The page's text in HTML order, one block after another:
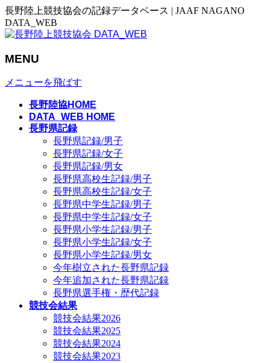
長野陸上競技協会の記録データベース | JAAF NAGANO
DATA_WEB
MENU
メニューを飛ばす
長野陸協HOME
DATA_WEB HOME
長野県記録
長野県記録/男子
長野県記録/女子
長野県記録/男女
長野県高校生記録/男子
長野県高校生記録/女子
長野県中学生記録/男子
長野県中学生記録/女子
長野県小学生記録/男子
長野県小学生記録/女子
長野県小学生記録/男女
今年樹立された長野県記録
今年追加された長野県記録
長野県選手権・歴代記録
競技会結果
競技会結果2026
競技会結果2025
競技会結果2024
競技会結果2023